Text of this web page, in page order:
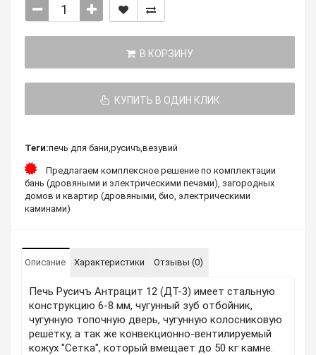
В КОРЗИНУ
КУПИТЬ В ОДИН КЛИК
Теги:печь для бани,русичъ,везувий
Предлагаем комплексное решение по комплектации
бань (дровяными и электрическими печами), загородных
домов и квартир (дровяными, био, электрическими
каминами)
Описание Характеристики Отзывы (0)
Печь Русичъ Антрацит 12 (ДТ-3) имеет стальную
конструкцию 6-8 мм, чугунный зуб отбойник,
чугунную топочную дверь, чугунную колосниковую
решётку, а так же конвекционно-вентилируемый
кожух "Сетка", который вмещает до 50 кг камне.